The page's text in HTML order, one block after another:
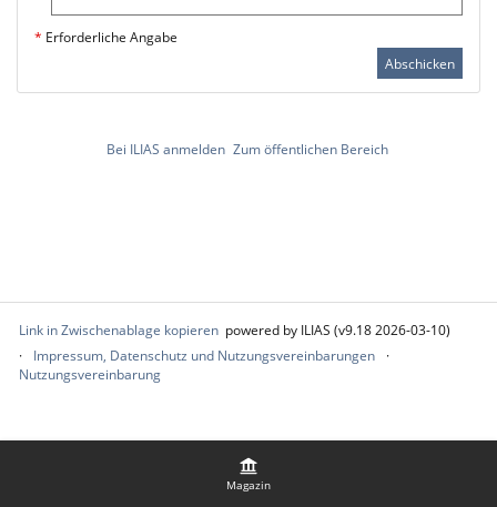
Magazin
* Erforderliche Angabe
Abschicken
Bei ILIAS anmelden Zum öffentlichen Bereich
Link in Zwischenablage kopieren powered by ILIAS (v9.18 2026-03-10)
Impressum, Datenschutz und Nutzungsvereinbarungen
Nutzungsvereinbarung